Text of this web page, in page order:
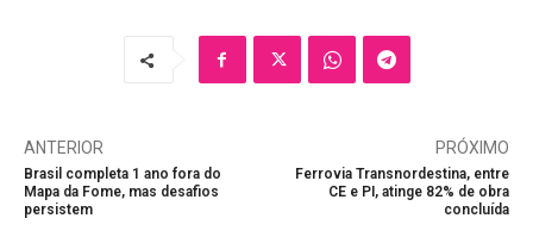
ANTERIOR
Brasil completa 1 ano fora do
Mapa da Fome, mas desafios
persistem
PRÓXIMO
Ferrovia Transnordestina, entre
CE e PI, atinge 82% de obra
concluída